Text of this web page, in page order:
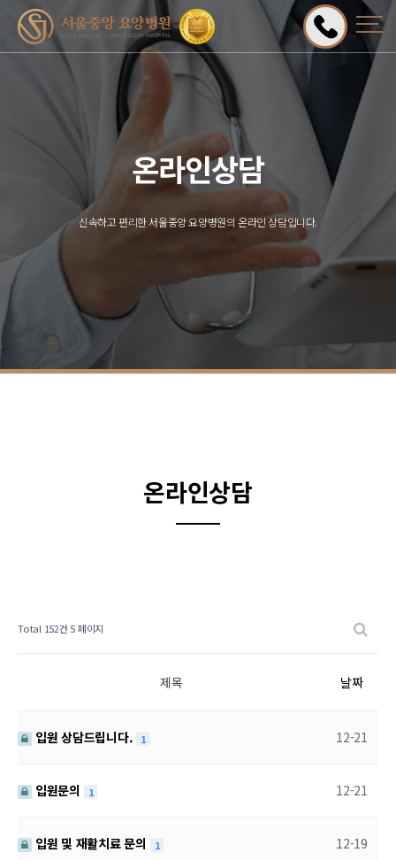
온라인상담
신속하고 편리한 서울중앙 요양병원의 온라인 상담입니다.
온라인상담
Total 152건 5 페이지
제목 날짜
입원 상담드립니다. 1 12-21
입원문의 1 12-21
입원 및 재활치료 문의 1 12-19